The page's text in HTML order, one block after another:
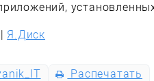
| Я.Диск
Распечатать